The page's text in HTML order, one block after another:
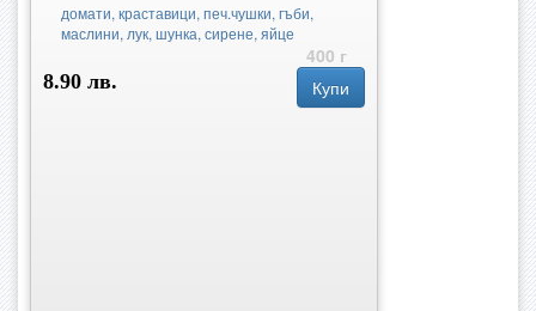
домати, краставици, печ.чушки, гъби,
маслини, лук, шунка, сирене, яйце
400 г
8.90 лв.
Купи